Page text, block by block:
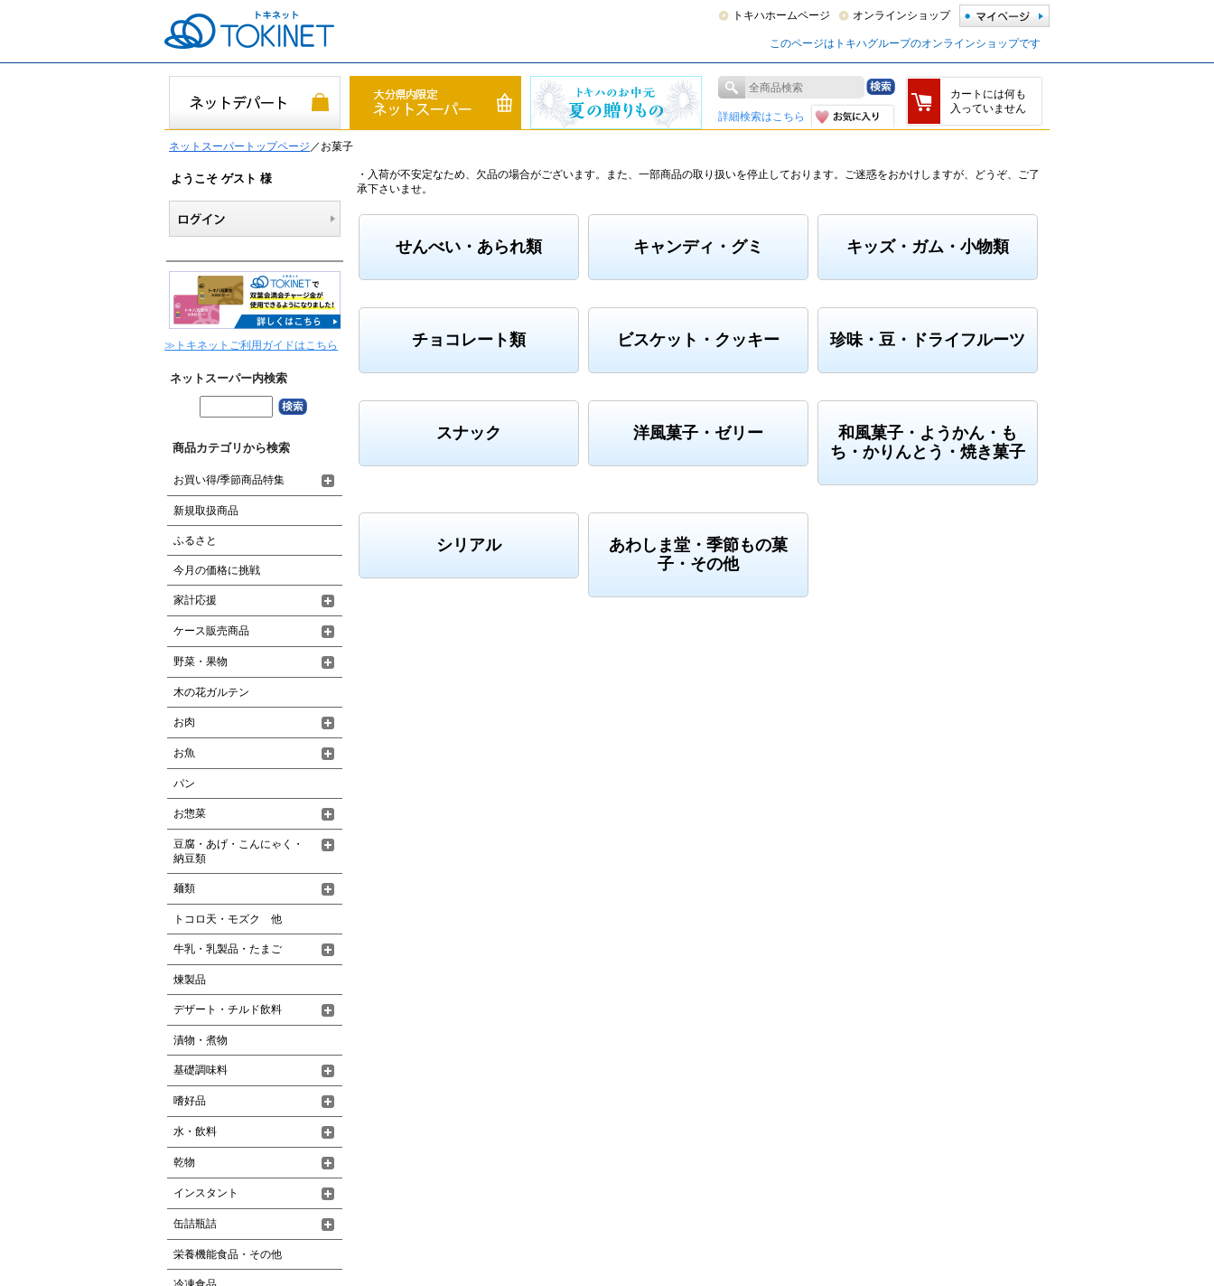
トキハホームページ オンラインショップ
このページはトキハグループのオンラインショップです
詳細検索はこちら
カートには何も
入っていません
ネットスーパートップページ ／お菓子
・入荷が不安定なため、欠品の場合がございます。また、一部商品の取り扱いを停止しております。ご迷惑をおかけしますが、どうぞ、ご了
承下さいませ。
せんべい・あられ類 キャンディ・グミ キッズ・ガム・小物類
チョコレート類 ビスケット・クッキー 珍味・豆・ドライフルーツ
スナック 洋風菓子・ゼリー
和風菓子・ようかん・も
ち・かりんとう・焼き菓子
シリアル
あわしま堂・季節もの菓
子・その他
ようこそ ゲスト 様
≫トキネットご利用ガイドはこちら
ネットスーパー内検索
商品カテゴリから検索
お買い得/季節商品特集
新規取扱商品
ふるさと
今月の価格に挑戦
家計応援
ケース販売商品
野菜・果物
木の花ガルテン
お肉
お魚
パン
お惣菜
豆腐・あげ・こんにゃく・
納豆類
麺類
トコロ天・モズク 他
牛乳・乳製品・たまご
煉製品
デザート・チルド飲料
漬物・煮物
基礎調味料
嗜好品
水・飲料
乾物
インスタント
缶詰瓶詰
栄養機能食品・その他